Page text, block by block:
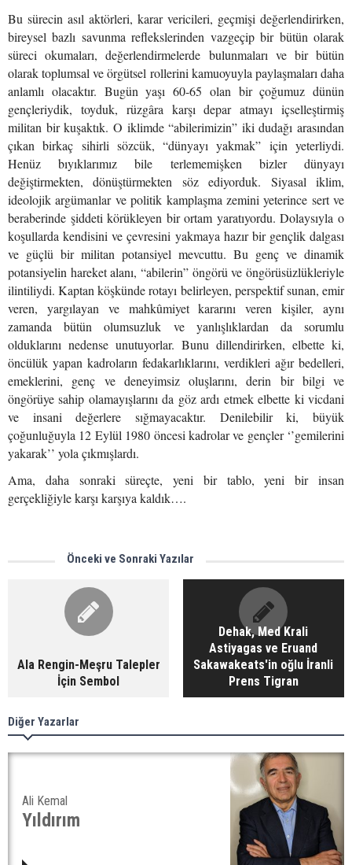
Bu sürecin asıl aktörleri, karar vericileri, geçmişi değerlendirirken,
bireysel bazlı savunma reflekslerinden vazgeçip bir bütün olarak
süreci okumaları, değerlendirmelerde bulunmaları ve bir bütün
olarak toplumsal ve örgütsel rollerini kamuoyuyla paylaşmaları daha
anlamlı olacaktır. Bugün yaşı 60-65 olan bir çoğumuz dünün
gençleriydik, toyduk, rüzgâra karşı depar atmayı içselleştirmiş
militan bir kuşaktık. O iklimde “abilerimizin” iki dudağı arasından
çıkan birkaç sihirli sözcük, “dünyayı yakmak” için yeterliydi.
Henüz bıyıklarımız bile terlememişken bizler dünyayı
değiştirmekten, dönüştürmekten söz ediyorduk. Siyasal iklim,
ideolojik argümanlar ve politik kamplaşma zemini yeterince sert ve
beraberinde şiddeti körükleyen bir ortam yaratıyordu. Dolaysıyla o
koşullarda kendisini ve çevresini yakmaya hazır bir gençlik dalgası
ve güçlü bir militan potansiyel mevcuttu. Bu genç ve dinamik
potansiyelin hareket alanı, “abilerin” öngörü ve öngörüsüzlükleriyle
ilintiliydi. Kaptan köşkünde rotayı belirleyen, perspektif sunan, emir
veren, yargılayan ve mahkûmiyet kararını veren kişiler, aynı
zamanda bütün olumsuzluk ve yanlışlıklardan da sorumlu
olduklarını nedense unutuyorlar. Bunu dillendirirken, elbette ki,
öncülük yapan kadroların fedakarlıklarını, verdikleri ağır bedelleri,
emeklerini, genç ve deneyimsiz oluşlarını, derin bir bilgi ve
öngörüye sahip olamayışlarını da göz ardı etmek elbette ki vicdani
ve insani değerlere sığmayacaktır. Denilebilir ki, büyük
çoğunluğuyla 12 Eylül 1980 öncesi kadrolar ve gençler ‘’gemilerini
yakarak’’ yola çıkmışlardı.
Ama, daha sonraki süreçte, yeni bir tablo, yeni bir insan
gerçekliğiyle karşı karşıya kaldık….
Önceki ve Sonraki Yazılar
Ala Rengin-Meşru Talepler
İçin Sembol
Dehak, Med Krali
Astiyagas ve Eruand
Sakawakeats'in oğlu İranli
Prens Tigran
Diğer Yazarlar
Ali Kemal
Yıldırım